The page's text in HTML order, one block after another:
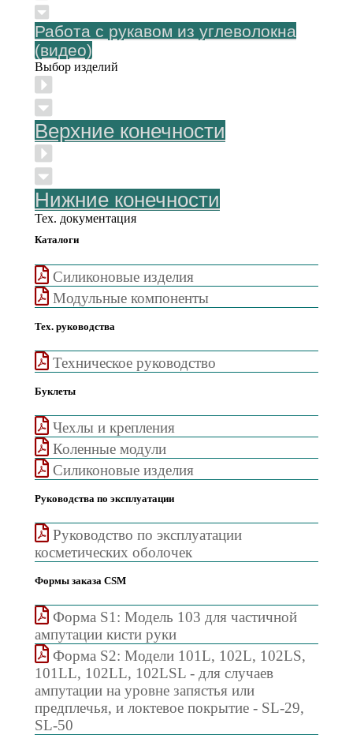
Работа с рукавом из углеволокна
(видео)
Выбор изделий
Верхние конечности
Нижние конечности
Тех. документация
Каталоги
Cиликоновые изделия
Модульные компоненты
Тех. руководства
Техническое руководство
Буклеты
Чехлы и крепления
Коленные модули
Силиконовые изделия
Руководства по эксплуатации
Руководство по эксплуатации
косметических оболочек
Формы заказа CSM
Форма S1: Модель 103 для частичной
ампутации кисти руки
Форма S2: Модели 101L, 102L, 102LS,
101LL, 102LL, 102LSL - для случаев
ампутации на уровне запястья или
предплечья, и локтевое покрытие - SL-29,
SL-50